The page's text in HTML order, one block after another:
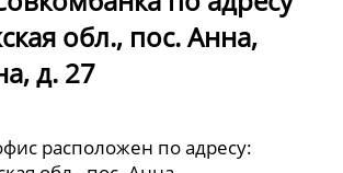
обл., пос. Анна,
д. 27
расположен по адресу: